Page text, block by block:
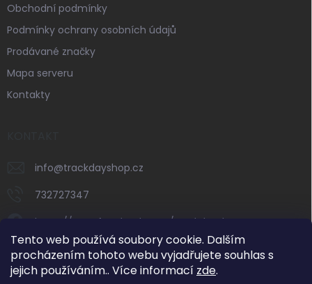
Tento web používá soubory cookie. Dalším
procházením tohoto webu vyjadřujete souhlas s
jejich používáním.. Více informací zde.
Obchodní podmínky
Podmínky ochrany osobních údajů
Prodávané značky
Mapa serveru
Kontakty
info@trackdayshop.cz
732727347
https://www.facebook.com/trackdayshop
trackdayshop
732727347